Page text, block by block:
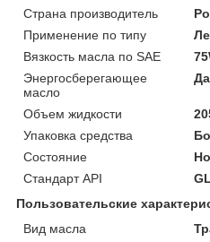
Страна производитель
Применение по типу
Вязкость масла по SAE
Энергосберегающее
масло
Да
Объем жидкости
Упаковка средства
Состояние
Стандарт API
Пользовательские
Вид масла